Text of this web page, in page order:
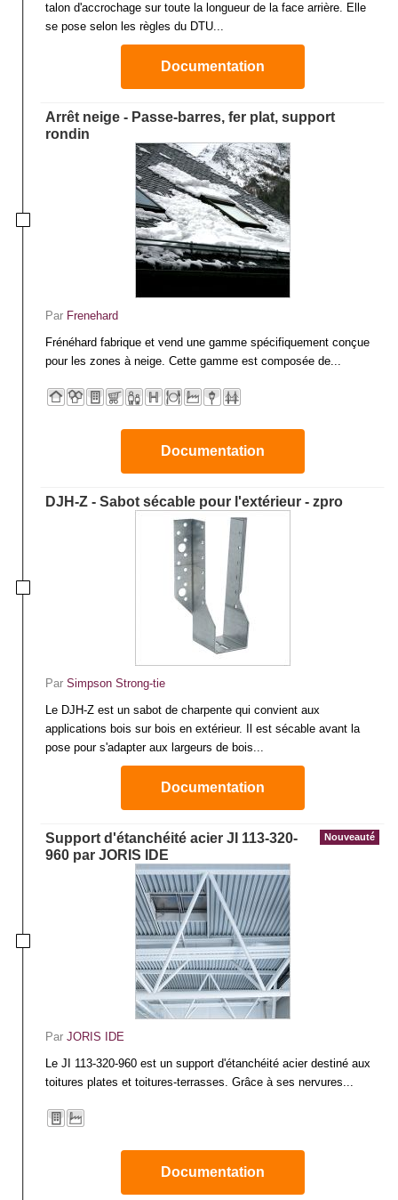
talon d'accrochage sur toute la longueur de la face arrière. Elle
se pose selon les règles du DTU...
Documentation
Arrêt neige - Passe-barres, fer plat, support
rondin
Par Frenehard
Frénéhard fabrique et vend une gamme spécifiquement conçue
pour les zones à neige. Cette gamme est composée de...
Documentation
DJH-Z - Sabot sécable pour l'extérieur - zpro
Par Simpson Strong-tie
Le DJH-Z est un sabot de charpente qui convient aux
applications bois sur bois en extérieur. Il est sécable avant la
pose pour s'adapter aux largeurs de bois...
Documentation
Nouveauté
Support d'étanchéité acier JI 113-320-
960 par JORIS IDE
Par JORIS IDE
Le JI 113-320-960 est un support d'étanchéité acier destiné aux
toitures plates et toitures-terrasses. Grâce à ses nervures...
Documentation